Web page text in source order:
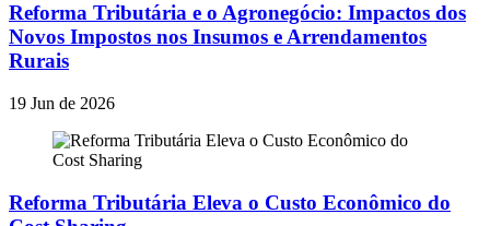
Reforma Tributária e o Agronegócio: Impactos dos
Novos Impostos nos Insumos e Arrendamentos
Rurais
19 Jun de 2026
Reforma Tributária Eleva o Custo Econômico do